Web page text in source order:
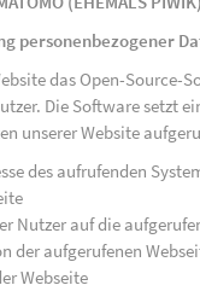
personenbezogener
das Open-Source-
Die Software setzt
unserer Website
des aufrufenden
Nutzer auf die
der aufgerufenen
Webseite